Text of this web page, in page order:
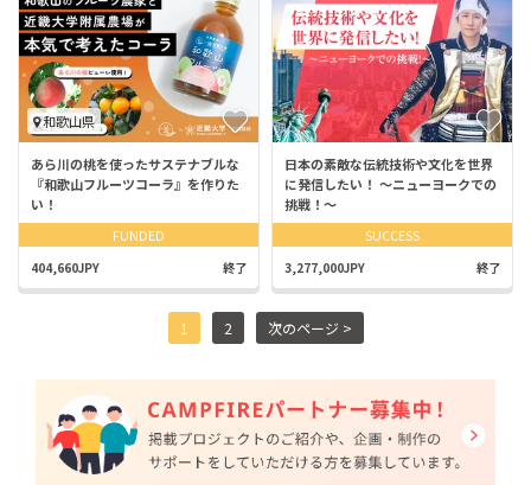
和歌山県
あら川の桃を使ったサステナブルな
『和歌山フルーツコーラ』を作りた
い！
FUNDED
404,660JPY 終了
日本の素敵な伝統技術や文化を世界
に発信したい！ ～ニューヨークでの
挑戦！～
SUCCESS
3,277,000JPY 終了
1 2 次のページ >